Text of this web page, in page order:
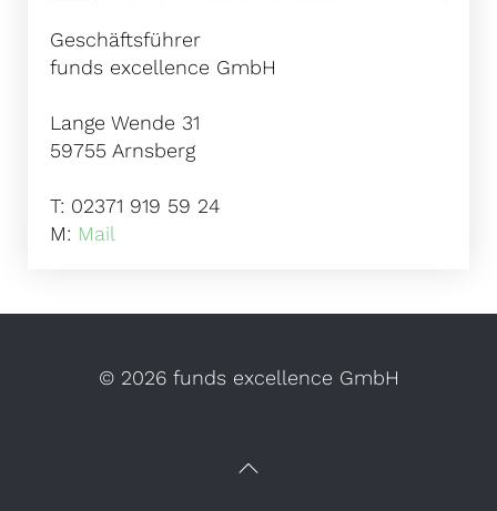
Geschäftsführer
funds excellence GmbH
Lange Wende 31
59755 Arnsberg
T: 02371 919 59 24
M: Mail
© 2026 funds excellence GmbH